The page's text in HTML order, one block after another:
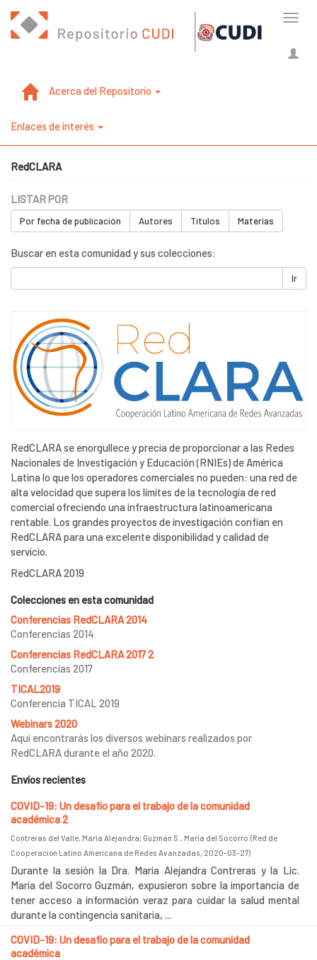
Acerca del Repositorio
Enlaces de interés
RedCLARA
LISTAR POR
Por fecha de publicación Autores Títulos Materias
Buscar en esta comunidad y sus colecciones:
Ir
RedCLARA se enorgullece y precia de proporcionar a las Redes
Nacionales de Investigación y Educación (RNIEs) de América
Latina lo que los operadores comerciales no pueden: una red de
alta velocidad que supera los límites de la tecnología de red
comercial ofreciendo una infraestructura latinoamericana
rentable. Los grandes proyectos de investigación confían en
RedCLARA para una excelente disponibilidad y calidad de
servicio.
RedCLARA 2019
Colecciones en esta comunidad
Conferencias RedCLARA 2014
Conferencias 2014
Conferencias RedCLARA 2017 2
Conferencias 2017
TICAL2019
Conferencia TICAL 2019
Webinars 2020
Aquí encontrarás los diversos webinars realizados por
RedCLARA durante el año 2020.
Envíos recientes
COVID-19: Un desafío para el trabajo de la comunidad
académica 2
Contreras del Valle, María Alejandra; Guzmán S., María del Socorro (Red de
Cooperación Latino Americana de Redes Avanzadas, 2020-03-27)
Durante la sesión la Dra. María Alejandra Contreras y la Lic.
María del Socorro Guzmán, expusieron sobre la importancia de
tener acceso a información veraz para cuidar la salud mental
durante la contingencia sanitaria, ...
COVID-19: Un desafío para el trabajo de la comunidad
académica